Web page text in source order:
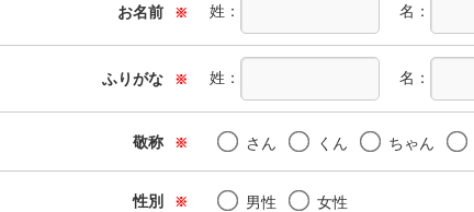
お名前 ※ 姓： 名：
ふりがな ※ 姓： 名：
敬称 ※ さん くん ちゃん
性別 ※ 男性 女性